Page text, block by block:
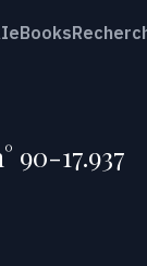
eBooks
90-17.937